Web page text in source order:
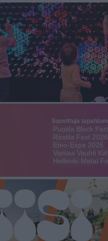
Suosittuja
Puotila Block
Rastila Fest 2026
Etno-Espa 2026
Vantaa Vauhti
Hellsinki Metal